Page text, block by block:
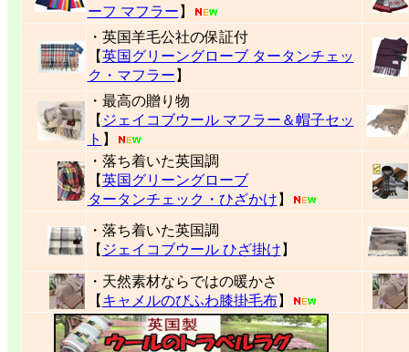
ーフ マフラー 】
・英国羊毛公社の保証付
【英国グリーングローブ タータンチェッ
ク・マフラー 】
・最高の贈り物
【 ジェイコブウール マフラー＆帽子セッ
ト 】
・落ち着いた英国調
【英国グリーングローブ
タータンチェック・ひざかけ 】
・落ち着いた英国調
【 ジェイコブウール ひざ掛け 】
・天然素材ならではの暖かさ
【 キャメルのびふわ膝掛毛布】